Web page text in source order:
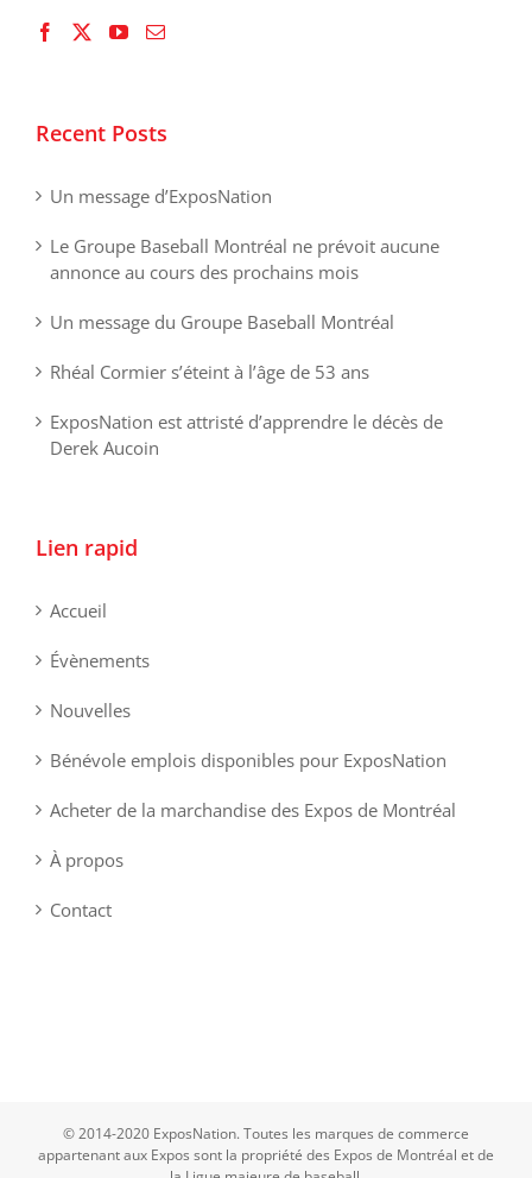
Recent Posts
Un message d’ExposNation
Le Groupe Baseball Montréal ne prévoit aucune
annonce au cours des prochains mois
Un message du Groupe Baseball Montréal
Rhéal Cormier s’éteint à l’âge de 53 ans
ExposNation est attristé d’apprendre le décès de
Derek Aucoin
Lien rapid
Accueil
Évènements
Nouvelles
Bénévole emplois disponibles pour ExposNation
Acheter de la marchandise des Expos de Montréal
À propos
Contact
© 2014-2020 ExposNation. Toutes les marques de commerce
appartenant aux Expos sont la propriété des Expos de Montréal et de